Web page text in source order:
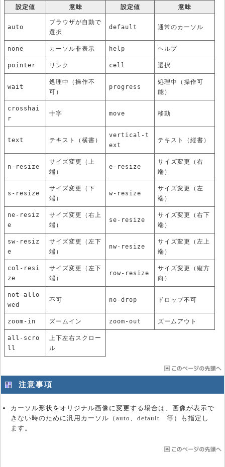
設定値 意味 設定値 意味
auto
ブラウザが自動で
選択
default 通常のカーソル
none カーソル非表示 help ヘルプ
pointer リンク cell 選択
wait
処理中（操作不
可）
progress
処理中（操作可
能）
crosshai
r
十字 move 移動
text テキスト（横書）
vertical-t
ext
テキスト（縦書）
n-resize
サイズ変更（上
端）
e-resize
サイズ変更（右
端）
s-resize
サイズ変更（下
端）
w-resize
サイズ変更（左
端）
ne-resiz
e
サイズ変更（右上
端）
se-resize
サイズ変更（右下
端）
sw-resiz
e
サイズ変更（左下
端）
nw-resize
サイズ変更（左上
端）
col-resi
ze
サイズ変更（左下
端）
row-resize
サイズ変更（縦方
向）
not-allo
wed
不可 no-drop ドロップ不可
zoom-in ズームイン zoom-out ズームアウト
all-scro
ll
上下左右スクロー
ル
注意事項
カーソル形状をオリジナル画像に変更する場合は、画像が表示で
きない時のために汎用カーソル（auto、default 等）も指定し
ます。